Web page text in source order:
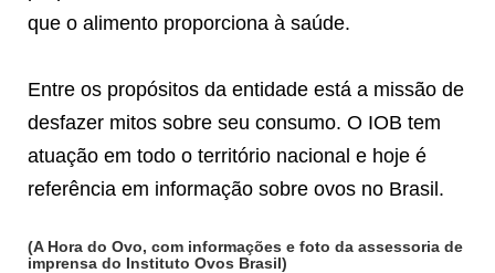
que o alimento proporciona à saúde.
Entre os propósitos da entidade está a missão de
desfazer mitos sobre seu consumo. O IOB tem
atuação em todo o território nacional e hoje é
referência em informação sobre ovos no Brasil.
(A Hora do Ovo, com informações e foto da assessoria de
imprensa do Instituto Ovos Brasil)